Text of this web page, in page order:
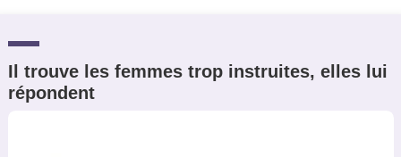
Il trouve les femmes trop instruites, elles lui
répondent